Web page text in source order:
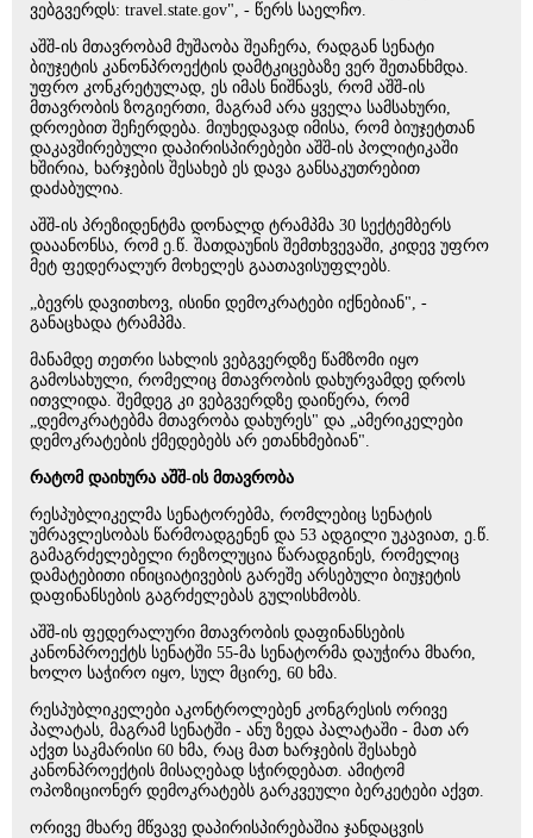
ვებგვერდს: travel.state.gov", - წერს საელჩო.
აშშ-ის მთავრობამ მუშაობა შეაჩერა, რადგან სენატი
ბიუჯეტის კანონპროექტის დამტკიცებაზე ვერ შეთანხმდა.
უფრო კონკრეტულად, ეს იმას ნიშნავს, რომ აშშ-ის
მთავრობის ზოგიერთი, მაგრამ არა ყველა სამსახური,
დროებით შეჩერდება. მიუხედავად იმისა, რომ ბიუჯეტთან
დაკავშირებული დაპირისპირებები აშშ-ის პოლიტიკაში
ხშირია, ხარჯების შესახებ ეს დავა განსაკუთრებით
დაძაბულია.
აშშ-ის პრეზიდენტმა დონალდ ტრამპმა 30 სექტემბერს
დააანონსა, რომ ე.წ. შათდაუნის შემთხვევაში, კიდევ უფრო
მეტ ფედერალურ მოხელეს გაათავისუფლებს.
„ბევრს დავითხოვ, ისინი დემოკრატები იქნებიან", -
განაცხადა ტრამპმა.
მანამდე თეთრი სახლის ვებგვერდზე წამზომი იყო
გამოსახული, რომელიც მთავრობის დახურვამდე დროს
ითვლიდა. შემდეგ კი ვებგვერდზე დაიწერა, რომ
„დემოკრატებმა მთავრობა დახურეს" და „ამერიკელები
დემოკრატების ქმედებებს არ ეთანხმებიან".
რატომ დაიხურა აშშ-ის მთავრობა
რესპუბლიკელმა სენატორებმა, რომლებიც სენატის
უმრავლესობას წარმოადგენენ და 53 ადგილი უკავიათ, ე.წ.
გამაგრძელებელი რეზოლუცია წარადგინეს, რომელიც
დამატებითი ინიციატივების გარეშე არსებული ბიუჯეტის
დაფინანსების გაგრძელებას გულისხმობს.
აშშ-ის ფედერალური მთავრობის დაფინანსების
კანონპროექტს სენატში 55-მა სენატორმა დაუჭირა მხარი,
ხოლო საჭირო იყო, სულ მცირე, 60 ხმა.
რესპუბლიკელები აკონტროლებენ კონგრესის ორივე
პალატას, მაგრამ სენატში - ანუ ზედა პალატაში - მათ არ
აქვთ საკმარისი 60 ხმა, რაც მათ ხარჯების შესახებ
კანონპროექტის მისაღებად სჭირდებათ. ამიტომ
ოპოზიციონერ დემოკრატებს გარკვეული ბერკეტები აქვთ.
ორივე მხარე მწვავე დაპირისპირებაშია ჯანდაცვის